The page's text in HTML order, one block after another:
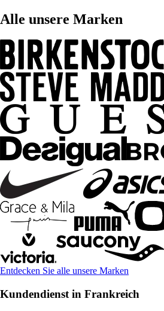
Alle unsere Marken
Entdecken Sie alle unsere Marken
Kundendienst in Frankreich